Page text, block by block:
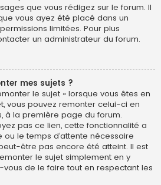
que vous rédigez sur le forum. Il
vous ayez été placé dans un
limitées. Pour plus
un administrateur du forum.
mes sujets ?
le sujet » lorsque vous êtes en
vous pouvez remonter celui-ci en
à la première page du forum.
pas ce lien, cette fonctionnalité a
le temps d’attente nécessaire
être pas encore été atteint. Il est
le sujet simplement en y
de le faire tout en respectant les